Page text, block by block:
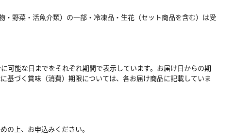
野菜・活魚介類）の一部・冷凍品・生花（セット商品を含む）は受
能な日までをそれぞれ期間で表示しています。お届け日からの期
基づく賞味（消費）期限については、各お届け商品に記載していま
上、お申込みください。